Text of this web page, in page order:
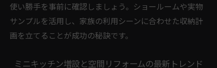
使い勝手を事前に確認しましょう。ショールームや実物
サンプルを活用し、家族の利用シーンに合わせた収納計
画を立てることが成功の秘訣です。
ミニキッチン増設と空間リフォームの最新トレンド